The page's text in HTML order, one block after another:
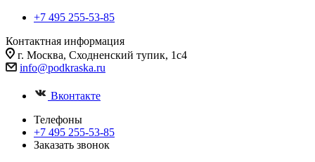
+7 495 255-53-85
Контактная информация
г. Москва, Сходненский тупик, 1с4
info@podkraska.ru
Вконтакте
Телефоны
+7 495 255-53-85
Заказать звонок